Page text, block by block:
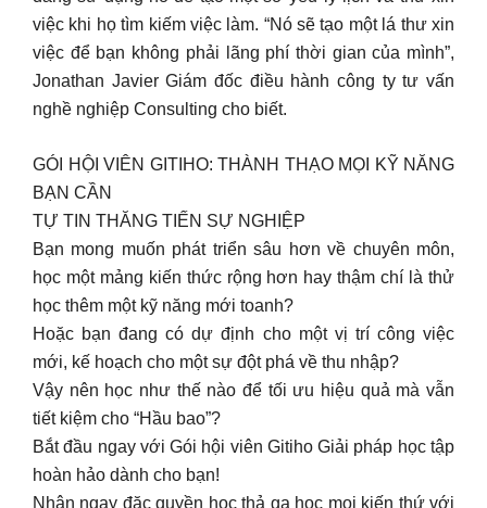
việc khi họ tìm kiếm việc làm. “Nó sẽ tạo một lá thư xin
việc để bạn không phải lãng phí thời gian của mình”,
Jonathan Javier Giám đốc điều hành công ty tư vấn
nghề nghiệp Consulting cho biết.
GÓI HỘI VIÊN GITIHO: THÀNH THẠO MỌI KỸ NĂNG
BẠN CẦN
TỰ TIN THĂNG TIẾN SỰ NGHIỆP
Bạn mong muốn phát triển sâu hơn về chuyên môn,
học một mảng kiến thức rộng hơn hay thậm chí là thử
học thêm một kỹ năng mới toanh?
Hoặc bạn đang có dự định cho một vị trí công việc
mới, kế hoạch cho một sự đột phá về thu nhập?
Vậy nên học như thế nào để tối ưu hiệu quả mà vẫn
tiết kiệm cho “Hầu bao”?
Bắt đầu ngay với Gói hội viên Gitiho Giải pháp học tập
hoàn hảo dành cho bạn!
Nhận ngay đặc quyền học thả ga học mọi kiến thứ với